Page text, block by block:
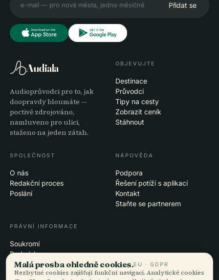
Přidat se
Audiala
Audioprůvodci pro to, jak
doopravdy bloumáte —
poctivě zdrojováno,
namluveno pro ulici,
staženo na jeden zátah.
OBJEVUJTE
Destinace
Průvodci
Tipy na cesty
Zobrazit ceník
Stáhnout
SPOLEČNOST
O nás
Redakční proces
Poslání
NÁPOVĚDA
Podpora
Řešení potíží s aplikací
Kontakt
Staňte se partnerem
PRÁVNÍ INFORMACE
Soukromí
Podmínky
Nastavení cookies
Smazat účet
Malá prosba ohledně cookies.EU · GDPR
Nezbytné cookies zajišťují funkční navigaci. Analytické cookies